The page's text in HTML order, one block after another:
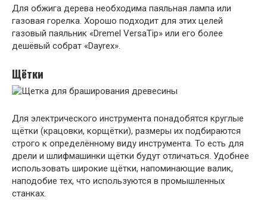
Для обжига дерева необходима паяльная лампа или
газовая горелка. Хорошо подходит для этих целей
газовый паяльник «Dremel VersaTip» или его более
дешёвый собрат «Dayrex».
Щётки
Для электрического инструмента понадобятся круглые
щётки (крацовки, корщётки), размеры их подбираются
строго к определённому виду инструмента. То есть для
дрели и шлифмашинки щётки будут отличаться. Удобнее
использовать широкие щётки, напоминающие валик,
наподобие тех, что используются в промышленных
станках.